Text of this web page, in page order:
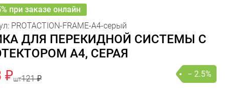
при заказе онлайн
PROTACTION-FRAME-A4-серый
ДЛЯ ПЕРЕКИДНОЙ СИСТЕМЫ С
А4, СЕРАЯ
₽шт121 ₽ − 2.5%